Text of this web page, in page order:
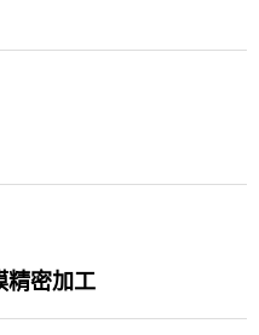
精密加工